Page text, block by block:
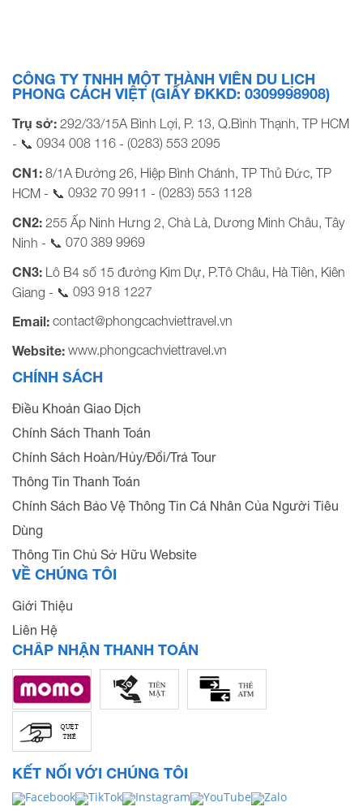
CÔNG TY TNHH MỘT THÀNH VIÊN DU LỊCH
PHONG CÁCH VIỆT (GIẤY ĐKKD: 0309998908)
Trụ sở: 292/33/15A Bình Lợi, P. 13, Q.Bình Thạnh, TP HCM
- 📞 0934 008 116 - (0283) 553 2095
CN1: 8/1A Đường 26, Hiệp Bình Chánh, TP Thủ Đức, TP
HCM - 📞 0932 70 9911 - (0283) 553 1128
CN2: 255 Ấp Ninh Hưng 2, Chà Là, Dương Minh Châu, Tây
Ninh - 📞 070 389 9969
CN3: Lô B4 số 15 đường Kim Dự, P.Tô Châu, Hà Tiên, Kiên
Giang - 📞 093 918 1227
Email: contact@phongcachviettravel.vn
Website: www.phongcachviettravel.vn
CHÍNH SÁCH
Điều Khoản Giao Dịch
Chính Sách Thanh Toán
Chính Sách Hoàn/Hủy/Đổi/Trả Tour
Thông Tin Thanh Toán
Chính Sách Bảo Vệ Thông Tin Cá Nhân Của Người Tiêu
Dùng
Thông Tin Chủ Sở Hữu Website
VỀ CHÚNG TÔI
Giới Thiệu
Liên Hệ
CHẤP NHẬN THANH TOÁN
KẾT NỐI VỚI CHÚNG TÔI